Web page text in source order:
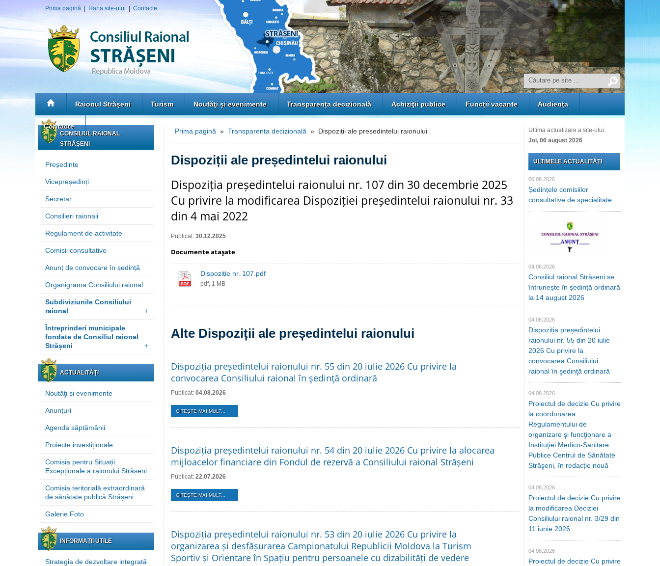
Prima pagină Harta site-ului Contacte
Raionul Strășeni Turism Noutăţi și evenimente Transparența decizională Achiziţii publice Funcții vacante Audiența
Contacte
CONSILIUL RAIONAL
STRĂȘENI
Președinte
Vicepreședinți
Secretar
Consilieri raionali
Regulament de activitate
Comisii consultative
Anunț de convocare în ședință
Organigrama Consiliului raional
Subdiviziunile Consiliului
raional
+
Întreprinderi municipale
fondate de Consiliul raional
Strășeni
+
ACTUALITĂȚI
Noutăţi și evenimente
Anunțuri
Agenda săptămânii
Proiecte investiționale
Comisia pentru Situații
Excepționale a raionului Strășeni
Comisia teritorială extraordinară
de sănătate publică Strășeni
Galerie Foto
INFORMAȚII UTILE
Strategia de dezvoltare integrată
Prima pagină » Transparența decizională » Dispoziții ale președintelui raionului
Dispoziții ale președintelui raionului
Dispoziția președintelui raionului nr. 107 din 30 decembrie 2025
Cu privire la modificarea Dispoziției președintelui raionului nr. 33
din 4 mai 2022
Publicat: 30.12.2025
Documente ataşate
Dispoziție nr. 107.pdf
pdf, 1 MB
Alte Dispoziții ale președintelui raionului
Dispoziția președintelui raionului nr. 55 din 20 iulie 2026 Cu privire la
convocarea Consiliului raional în şedinţă ordinară
Publicat: 04.08.2026
CITEŞTE MAI MULT...
Dispoziția președintelui raionului nr. 54 din 20 iulie 2026 Cu privire la alocarea
mijloacelor financiare din Fondul de rezervă a Consiliului raional Strășeni
Publicat: 22.07.2026
CITEŞTE MAI MULT...
Dispoziția președintelui raionului nr. 53 din 20 iulie 2026 Cu privire la
organizarea și desfășurarea Campionatului Republicii Moldova la Turism
Sportiv și Orientare în Spațiu pentru persoanele cu dizabilități de vedere
Ultima actualizare a site-ului:
Joi, 06 august 2026
ULTIMELE ACTUALITĂŢI
06.08.2026
Ședințele comisiilor
consultative de specialitate
04.08.2026
Consiliul raional Strășeni se
întrunește în ședință ordinară
la 14 august 2026
04.08.2026
Dispoziția președintelui
raionului nr. 55 din 20 iulie
2026 Cu privire la
convocarea Consiliului
raional în şedinţă ordinară
04.08.2026
Proiectul de decizie Cu privire
la coordonarea
Regulamentului de
organizare şi funcţionare a
Instituţiei Medico-Sanitare
Publice Centrul de Sănătate
Străşeni, în redacție nouă
04.08.2026
Proiectul de decizie Cu privire
la modificarea Deciziei
Consiliului raional nr. 3/29 din
11 iunie 2026
04.08.2026
Proiectul de decizie Cu privire